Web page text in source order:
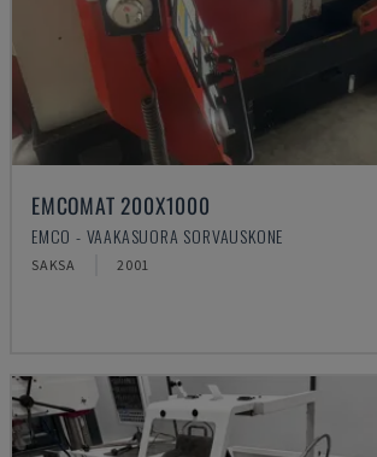
EMCOMAT 200X1000
EMCO - VAAKASUORA SORVAUSKONE
SAKSA 2001